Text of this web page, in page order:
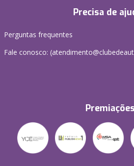
Precisa de
Perguntas frequentes
Fale conosco:
Premiações